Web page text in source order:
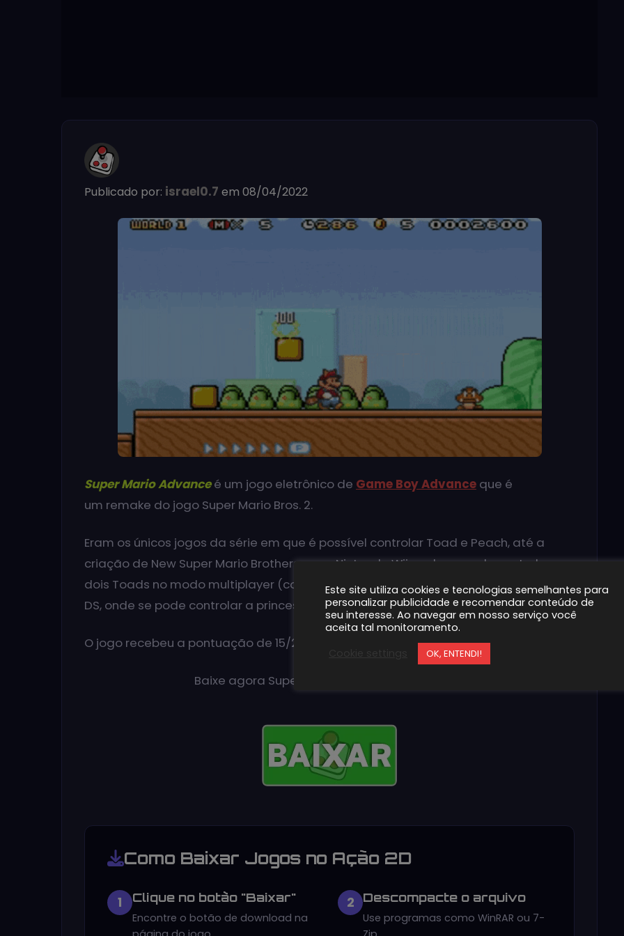
Publicado por: israel0.7 em 08/04/2022
Super Mario Advanceé um jogo eletrônico de Game Boy Advance que é
um remake do jogo Super Mario Bros. 2.
Eram os únicos jogos da série em que é possível controlar Toad e Peach, até a
criação de New Super Mario Brothers, para Nintendo Wii, onde se pode controlar
dois Toads no modo multiplayer (como terceiro e quarto jogadores) e, no NIntendo
DS, onde se pode controlar a princesa no game “Super Princess Peach”.
O jogo recebeu a pontuação de 15/20.
Baixe agora Super Mario Advance (Português)
Como Baixar Jogos no Ação 2D
1 Clique no botão "Baixar"
Encontre o botão de download na
2 Descompacte o arquivo
Use programas como WinRAR ou 7-
Este site utiliza cookies e tecnologias semelhantes para
personalizar publicidade e recomendar conteúdo de
seu interesse. Ao navegar em nosso serviço você
aceita tal monitoramento.
OK, ENTENDI!